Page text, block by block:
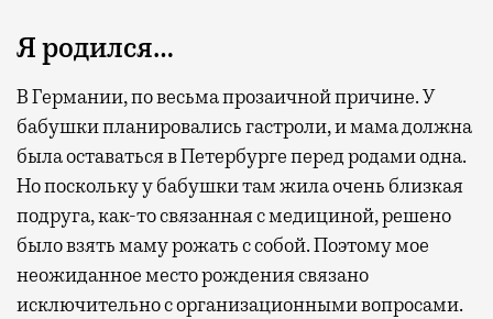
Я родился…
В Германии, по весьма прозаичной причине. У
бабушки планировались гастроли, и мама должна
была оставаться в Петербурге перед родами одна.
Но поскольку у бабушки там жила очень близкая
подруга, как-то связанная с медициной, решено
было взять маму рожать с собой. Поэтому мое
неожиданное место рождения связано
исключительно с организационными вопросами.